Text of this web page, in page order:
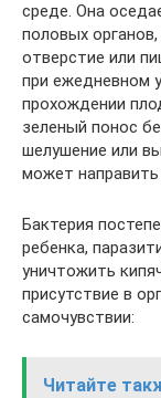
среде. Она
половых
отверстие или
при ежедневном
прохождении
зеленый понос
шелушение или
может направить
Бактерия
ребенка,
уничтожить
присутствие в
самочувствии:
Читайте